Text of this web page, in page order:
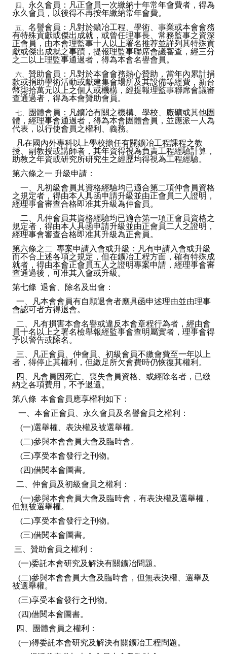
Annual Meeting Handbook
Seminar
Special Issue
Dictionary of Mining Industry
ACTIVITIES
Annual
Cross Strait Exchange
Active Gallery
Active Video
LINKS
CONTACTS
四、 永久會員：凡正會員一次繳納十年常年會費者，得為
永久會員，以後得不再按年繳納常年會費。
五、 名譽會員：凡對於鑛冶工程、學術、事業或本會會務
有特殊貢獻或傑出成就，或曾任理事長、常務監事之資深
正會員，由本會理監事十人以上署名推荐並詳列其特殊貢
獻或傑出成就之事蹟，提報理監事聯席會議審查，經三分
之二以上理監事通過者，得為本會名譽會員。
六、 贊助會員：凡對於本會會務熱心贊助，當年內累計捐
款或捐助學術活動或獻建集會場所及其設備等經費，新台
幣柒拾萬元以上之個人或機構，經提報理監事聯席會議審
查通過者，得為本會贊助會員。
七、
團體會員：凡鑛冶有關之機構、學校、廠礦或其他團
體，經理事會通過者，得為本會團體會員，並應派一人為
代表，以行使會員之權利、義務。
凡在國內外專科以上學校擔任有關鑛冶工程課程之教
授、副教授或講師者，其年資得視為負責工程經驗計算，
助教之年資或研究所研究生之經歷均得視為工程經驗。
第六條之一 升級申請：
一、凡初級會員其資格經驗均已適合第二項仲會員資格
之規定者，得由本人具函申請升級並由正會員二人證明，
經理事會審查合格即准其升級為仲會員。
二、凡仲會員其資格經驗均已適合第一項正會員資格之
規定者，得由本人具函申請升級並由正會員二人之證明，
經理事會審查合格即准其升級為正會員。
第六條之二 專案申請入會或升級：凡有申請入會或升級
而不合上述各項之規定，但在鑛冶工程方面，確有特殊成
就者，得由本會正會員五人之證明專案申請，經理事會審
查通過後，可准其入會或升級。
第七條 退會、除名及出會：
一、凡本會會員有自願退會者應具函申述理由並由理事
會認可者方得退會。
二、凡有損害本會名譽或違反本會章程行為者，經由會
員十名以上之署名檢舉報經監事會查明屬實者，理事會得
予以警告或除名。
三、凡正會員、仲會員、初級會員不繳會費至一年以上
者，得停止其權利，但繳足所欠會費時仍恢復其權利。
四、凡會員因死亡、喪失會員資格、或經除名者，已繳
納之各項費用，不予退還。
第八條 本會會員應享權利如下：
一、本會正會員、永久會員及名譽會員之權利：
(一)選舉權、表決權及被選舉權。
(二)參與本會會員大會及臨時會。
(三)享受本會發行之刊物。
(四)借閱本會圖書。
二、仲會員及初級會員之權利：
(一)參與本會會員大會及臨時會，有表決權及選舉權，
但無被選舉權。
(二)享受本會發行之刊物。
(三)借閱本會圖書。
三、贊助會員之權利：
(一)委託本會研究及解決有關鑛冶問題。
(二)參與本會會員大會及臨時會，但無表決權、選舉及
被選舉權。
(三)享受本會發行之刊物。
(四)借閱本會圖書。
四、團體會員之權利：
(一)得委託本會研究及解決有關鑛冶工程問題。